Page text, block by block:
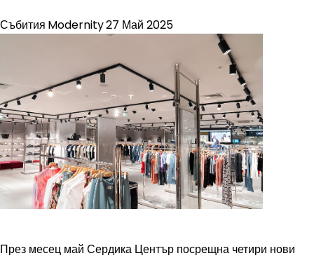
Събития Modernity27 Май 2025
През месец май Сердика Център посрещна четири нови